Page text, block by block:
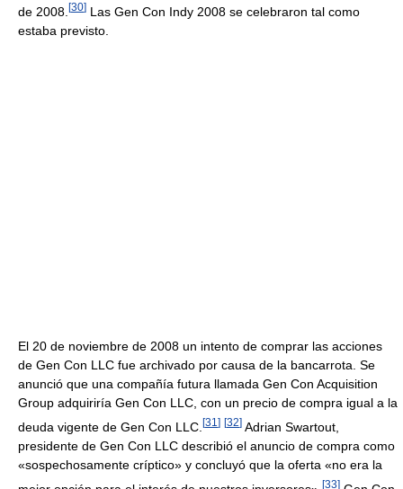
de 2008. [30] Las Gen Con Indy 2008 se celebraron tal como
estaba previsto.
El 20 de noviembre de 2008 un intento de comprar las acciones
de Gen Con LLC fue archivado por causa de la bancarrota. Se
anunció que una compañía futura llamada Gen Con Acquisition
Group adquiriría Gen Con LLC, con un precio de compra igual a la
deuda vigente de Gen Con LLC. [31 ] [32] Adrian Swartout,
presidente de Gen Con LLC describió el anuncio de compra como
«sospechosamente críptico» y concluyó que la oferta «no era la
[33]